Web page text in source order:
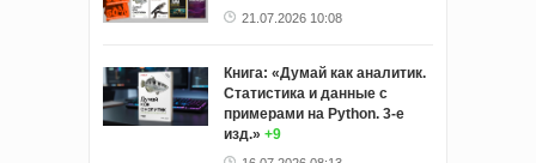
21.07.2026 10:08
Книга: «Думай как аналитик.
Статистика и данные с
примерами на Python. 3-е
изд.» +9